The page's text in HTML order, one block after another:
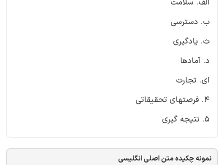
الف. سلامت
ب. دسترسی
ث. یادگیری
د. آمادها
ای. تجارت
4. فرصتهای تحقیقاتی
5. نتیجه گیری
نمونه چکیده متن اصلی انگلیسی